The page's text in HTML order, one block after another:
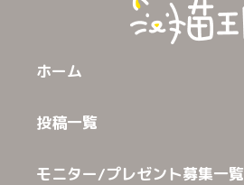
ホーム
投稿一覧
モニター/プレゼント募集一覧